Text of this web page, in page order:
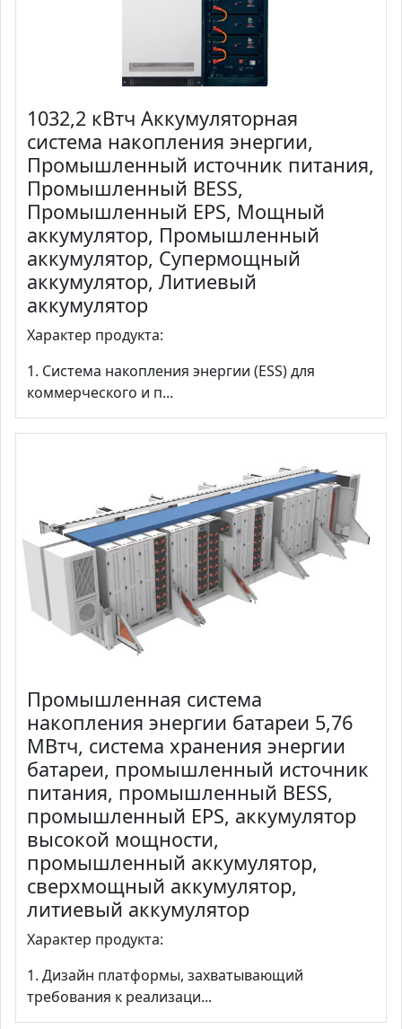
1032,2 кВтч Аккумуляторная
система накопления энергии,
Промышленный источник питания,
Промышленный BESS,
Промышленный EPS, Мощный
аккумулятор, Промышленный
аккумулятор, Супермощный
аккумулятор, Литиевый
аккумулятор
Характер продукта:
1. Система накопления энергии (ESS) для
коммерческого и п...
Промышленная система
накопления энергии батареи 5,76
МВтч, система хранения энергии
батареи, промышленный источник
питания, промышленный BESS,
промышленный EPS, аккумулятор
высокой мощности,
промышленный аккумулятор,
сверхмощный аккумулятор,
литиевый аккумулятор
Характер продукта:
1. Дизайн платформы, захватывающий
требования к реализаци...